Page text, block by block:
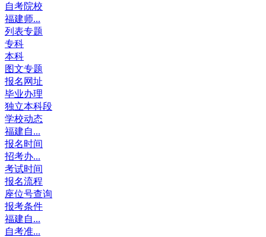
自考院校
福建师...
列表专题
专科
本科
图文专题
报名网址
毕业办理
独立本科段
学校动态
福建自...
报名时间
招考办...
考试时间
报名流程
座位号查询
报考条件
福建自...
自考准...